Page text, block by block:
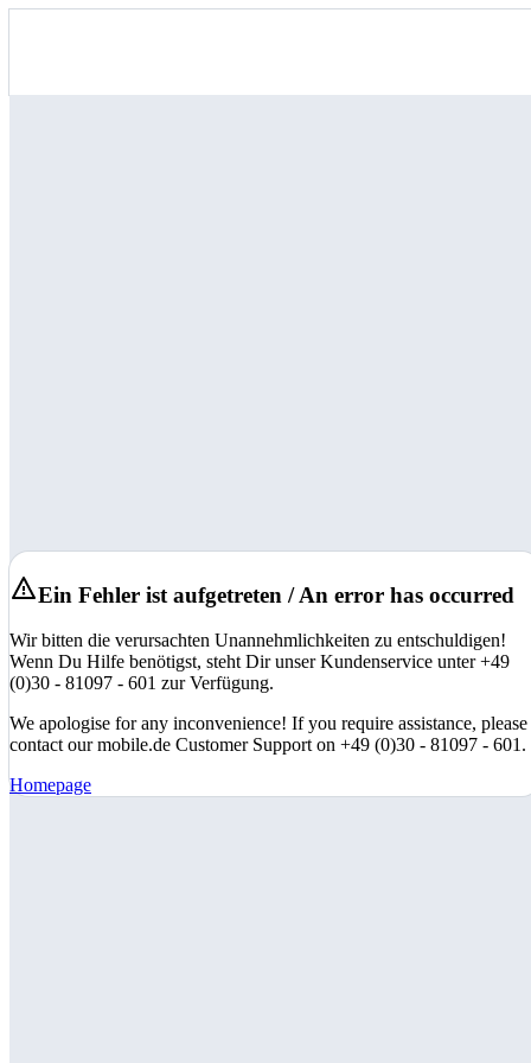
Ein Fehler ist aufgetreten / An error has occurred
Wir bitten die verursachten Unannehmlichkeiten zu entschuldigen!
Wenn Du Hilfe benötigst, steht Dir unser Kundenservice unter +49
(0)30 - 81097 - 601 zur Verfügung.
We apologise for any inconvenience! If you require assistance, please
contact our mobile.de Customer Support on +49 (0)30 - 81097 - 601.
Homepage